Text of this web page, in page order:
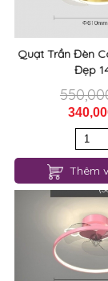
Quạt Trần Đèn
Đẹp
Thêm